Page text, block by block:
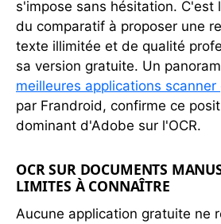
s'impose sans hésitation. C'est
du comparatif à proposer une
texte illimitée et de qualité
sa version gratuite. Un
meilleures applications scanner
par Frandroid, confirme ce
dominant d'Adobe sur l'OCR.
OCR SUR DOCUMENTS
LIMITES À CONNAÎTRE
Aucune application gratuite ne